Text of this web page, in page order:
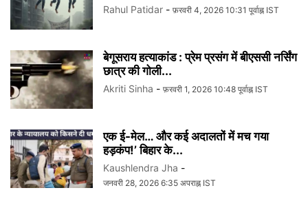
Rahul Patidar - फ़रवरी 4, 2026 10:31 पूर्वाह्न IST
बेगूसराय हत्याकांड : प्रेम प्रसंग में बीएससी नर्सिंग
छात्र की गोली...
Akriti Sinha - फ़रवरी 1, 2026 10:48 पूर्वाह्न IST
एक ई-मेल… और कई अदालतों में मच गया
हड़कंप!’ बिहार के...
Kaushlendra Jha -
जनवरी 28, 2026 6:35 अपराह्न IST